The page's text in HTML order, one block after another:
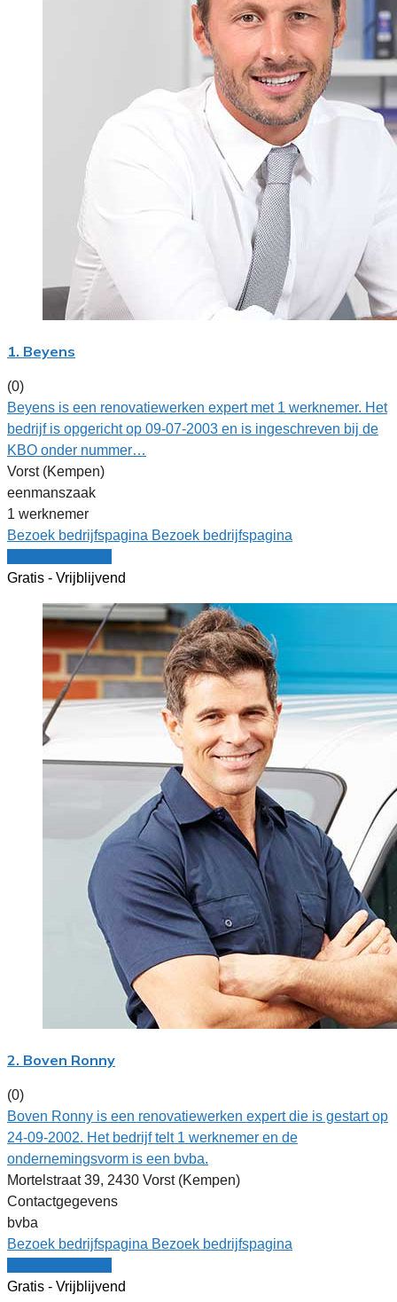
1. Beyens
(0)
Beyens is een renovatiewerken expert met 1 werknemer. Het
bedrijf is opgericht op 09-07-2003 en is ingeschreven bij de
KBO onder nummer…
Vorst (Kempen)
eenmanszaak
1 werknemer
Bezoek bedrijfspagina Bezoek bedrijfspagina
Gratis - Vrijblijvend
2. Boven Ronny
(0)
Boven Ronny is een renovatiewerken expert die is gestart op
24-09-2002. Het bedrijf telt 1 werknemer en de
ondernemingsvorm is een bvba.
Mortelstraat 39, 2430 Vorst (Kempen)
Contactgegevens
bvba
Bezoek bedrijfspagina Bezoek bedrijfspagina
Gratis - Vrijblijvend